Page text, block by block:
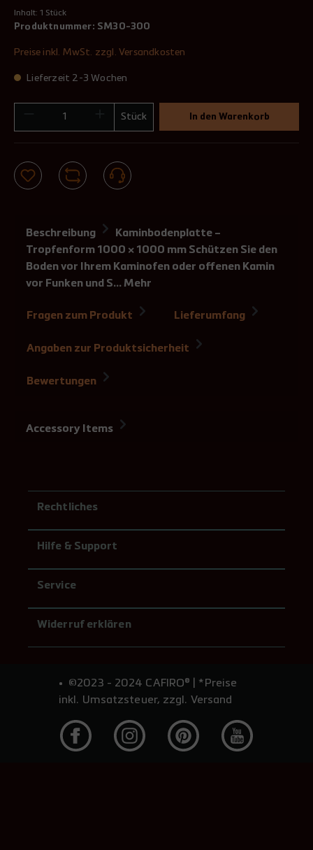
Inhalt: 1 Stück
Produktnummer: SM30-300
Preise inkl. MwSt. zzgl. Versandkosten
Lieferzeit 2-3 Wochen
Stück In den Warenkorb
Beschreibung
Kaminbodenplatte –
Tropfenform 1000 × 1000 mm Schützen Sie den
Boden vor Ihrem Kaminofen oder offenen Kamin
vor Funken und S… Mehr
Fragen zum Produkt Lieferumfang
Angaben zur Produktsicherheit
Bewertungen
Accessory Items
Rechtliches
Hilfe & Support
Service
Widerruf erklären
©2023 - 2024 CAFIRO® | *Preise
inkl. Umsatzsteuer, zzgl. Versand